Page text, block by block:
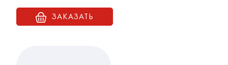
ЗАКАЗАТЬ